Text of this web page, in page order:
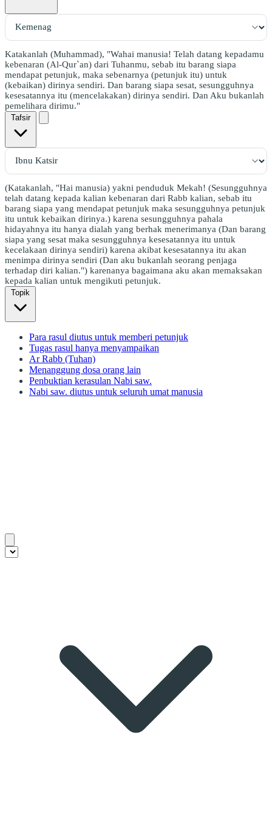
Katakanlah (Muhammad), "Wahai manusia! Telah datang kepadamu
kebenaran (Al-Qur`an) dari Tuhanmu, sebab itu barang siapa
mendapat petunjuk, maka sebenarnya (petunjuk itu) untuk
(kebaikan) dirinya sendiri. Dan barang siapa sesat, sesungguhnya
kesesatannya itu (mencelakakan) dirinya sendiri. Dan Aku bukanlah
pemelihara dirimu."
Tafsir
(Katakanlah, "Hai manusia) yakni penduduk Mekah! (Sesungguhnya
telah datang kepada kalian kebenaran dari Rabb kalian, sebab itu
barang siapa yang mendapat petunjuk maka sesungguhnya petunjuk
itu untuk kebaikan dirinya.) karena sesungguhnya pahala
hidayahnya itu hanya dialah yang berhak menerimanya (Dan barang
siapa yang sesat maka sesungguhnya kesesatannya itu untuk
kecelakaan dirinya sendiri) karena akibat kesesatannya itu akan
menimpa dirinya sendiri (Dan aku bukanlah seorang penjaga
terhadap diri kalian.") karenanya bagaimana aku akan memaksakan
kepada kalian untuk mengikuti petunjuk.
Topik
Para rasul diutus untuk memberi petunjuk
Tugas rasul hanya menyampaikan
Ar Rabb (Tuhan)
Menanggung dosa orang lain
Penbuktian kerasulan Nabi saw.
Nabi saw. diutus untuk seluruh umat manusia